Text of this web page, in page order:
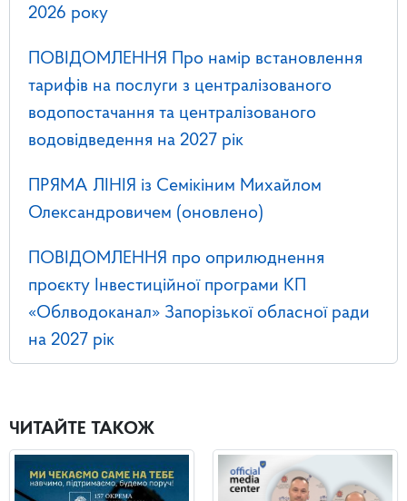
2026 року
ПОВІДОМЛЕННЯ Про намір встановлення
тарифів на послуги з централізованого
водопостачання та централізованого
водовідведення на 2027 рік
ПРЯМА ЛІНІЯ із Семікіним Михайлом
Олександровичем (оновлено)
ПОВІДОМЛЕННЯ про оприлюднення
проєкту Інвестиційної програми КП
«Облводоканал» Запорізької обласної ради
на 2027 рік
ЧИТАЙТЕ ТАКОЖ